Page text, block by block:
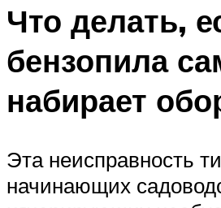
Что делать,
бензопила
набирает
Эта неисправность
начинающих